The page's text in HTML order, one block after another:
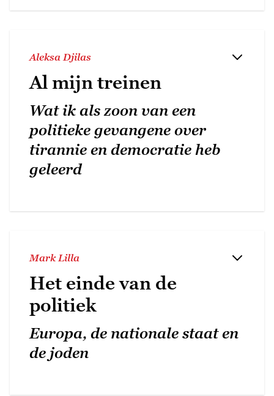
Aleksa Djilas
Al mijn treinen
Wat ik als zoon van een
politieke gevangene over
tirannie en democratie heb
geleerd
Mark Lilla
Het einde van de
politiek
Europa, de nationale staat en
de joden